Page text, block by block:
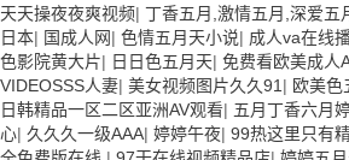
天天操夜夜爽视频| 丁香五月,激情五月,深爱五
日本| 国成人网| 色情五月天小说| 成人va在线
色影院黄大片| 日日色五月天| 免费看欧美成人
VIDEOSSS人妻| 美女视频图片久久91 | 欧美色
日韩精品一区二区亚洲AV观看| 五月丁香六月
心| 久久久一级AAA| 婷婷午夜| 99热这里只有